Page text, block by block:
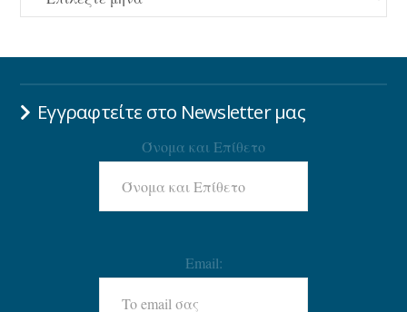
Εγγραφτείτε στο Newsletter μας
Όνομα και Επίθετο
Email: